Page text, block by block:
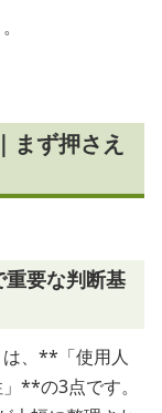
まず押さえ
要な判断基
は、**「使用人
**の3点です。